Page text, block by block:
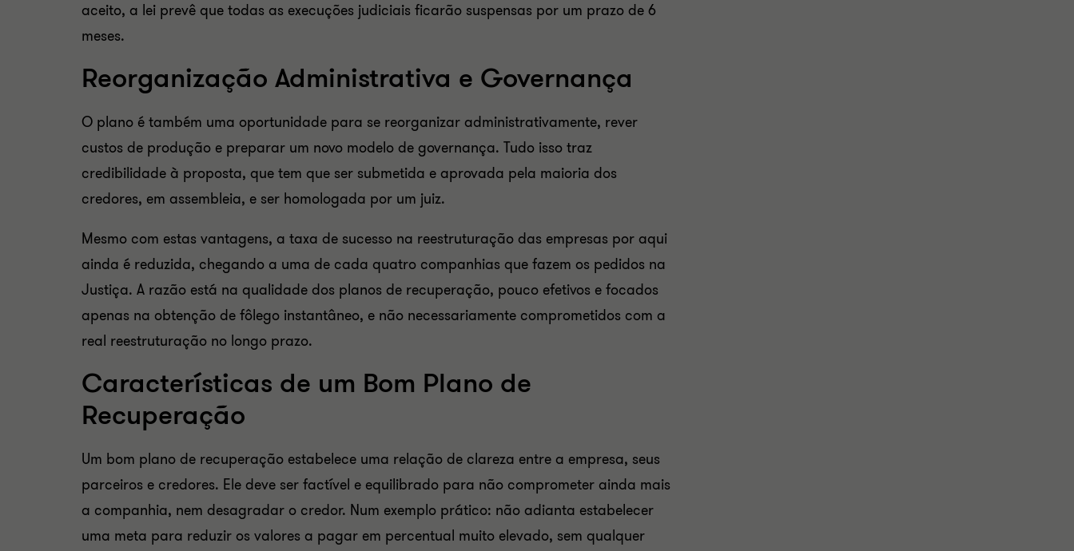
aceito, a lei prevê que todas as execuções judiciais ficarão suspensas por um prazo de 6
meses.
Reorganização Administrativa e Governança
O plano é também uma oportunidade para se reorganizar administrativamente, rever
custos de produção e preparar um novo modelo de governança. Tudo isso traz
credibilidade à proposta, que tem que ser submetida e aprovada pela maioria dos
credores, em assembleia, e ser homologada por um juiz.
Mesmo com estas vantagens, a taxa de sucesso na reestruturação das empresas por aqui
ainda é reduzida, chegando a uma de cada quatro companhias que fazem os pedidos na
Justiça. A razão está na qualidade dos planos de recuperação, pouco efetivos e focados
apenas na obtenção de fôlego instantâneo, e não necessariamente comprometidos com a
real reestruturação no longo prazo.
Características de um Bom Plano de
Recuperação
Um bom plano de recuperação estabelece uma relação de clareza entre a empresa, seus
parceiros e credores. Ele deve ser factível e equilibrado para não comprometer ainda mais
a companhia, nem desagradar o credor. Num exemplo prático: não adianta estabelecer
uma meta para reduzir os valores a pagar em percentual muito elevado, sem qualquer